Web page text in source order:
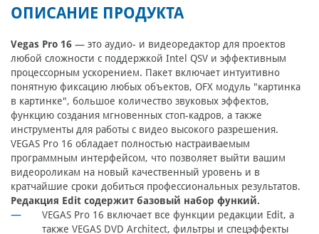
ОПИСАНИЕ ПРОДУКТА
Vegas Pro 16 — это аудио- и видеоредактор для проектов
любой сложности с поддержкой Intel QSV и эффективным
процессорным ускорением. Пакет включает интуитивно
понятную фиксацию любых объектов, OFX модуль "картинка
в картинке", большое количество звуковых эффектов,
функцию создания мгновенных стоп-кадров, а также
инструменты для работы с видео высокого разрешения.
VEGAS Pro 16 обладает полностью настраиваемым
программным интерфейсом, что позволяет выйти вашим
видеороликам на новый качественный уровень и в
кратчайшие сроки добиться профессиональных результатов.
Редакция Edit содержит базовый набор функий.
VEGAS Pro 16 включает все функции редакции Edit, а
также VEGAS DVD Architect, фильтры и спецэффекты